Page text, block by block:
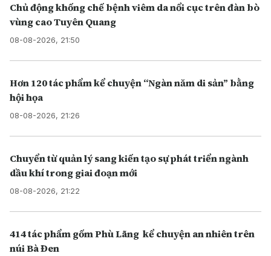
Chủ động khống chế bệnh viêm da nổi cục trên đàn bò
vùng cao Tuyên Quang
08-08-2026, 21:50
Hơn 120 tác phẩm kể chuyện “Ngàn năm di sản” bằng
hội họa
08-08-2026, 21:26
Chuyển từ quản lý sang kiến tạo sự phát triển ngành
dầu khí trong giai đoạn mới
08-08-2026, 21:22
414 tác phẩm gốm Phù Lãng kể chuyện an nhiên trên
núi Bà Đen